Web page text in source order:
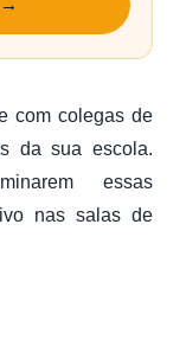
→
com colegas de
da sua escola.
essas
nas salas de